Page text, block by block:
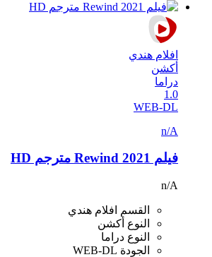
افلام هندي
أكشن
دراما
1.0
WEB-DL
n/A
فيلم Rewind 2021 مترجم HD
n/A
القسم
افلام هندي
النوع أكشن
النوع دراما
الجودة WEB-DL